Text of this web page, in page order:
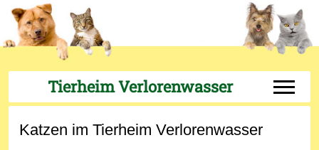
Tierheim Verlorenwasser Off-
Katzen im Tierheim Verlorenwasser